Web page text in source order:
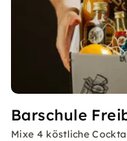
Barschule
Mixe 4 köstliche